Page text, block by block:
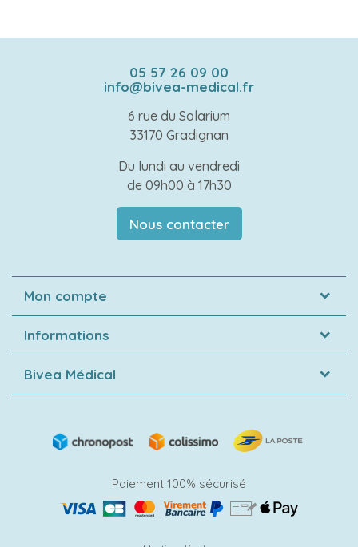
05 57 26 09 00
info@bivea-medical.fr
6 rue du Solarium
33170 Gradignan
Du lundi au vendredi
de 09h00 à 17h30
Nous contacter
Mon compte
Informations
Bivea Médical
Paiement 100% sécurisé